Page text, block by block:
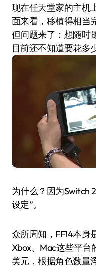
现在任天堂家的主机
面来看，移植得相
但问题来了：想随时
目前还不知道要花多
为什么？因为Switch
设定”。
众所周知，FF14本身
Xbox、Mac这些平台
美元，根据角色数